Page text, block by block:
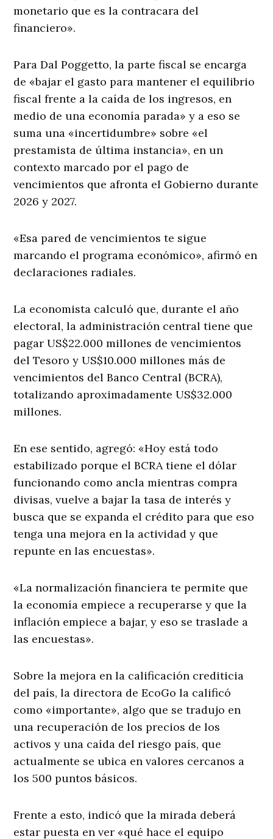
monetario que es la contracara del
financiero».
Para Dal Poggetto, la parte fiscal se encarga
de «bajar el gasto para mantener el equilibrio
fiscal frente a la caída de los ingresos, en
medio de una economía parada» y a eso se
suma una «incertidumbre» sobre «el
prestamista de última instancia», en un
contexto marcado por el pago de
vencimientos que afronta el Gobierno durante
2026 y 2027.
«Esa pared de vencimientos te sigue
marcando el programa económico», afirmó en
declaraciones radiales.
La economista calculó que, durante el año
electoral, la administración central tiene que
pagar US$22.000 millones de vencimientos
del Tesoro y US$10.000 millones más de
vencimientos del Banco Central (BCRA),
totalizando aproximadamente US$32.000
millones.
En ese sentido, agregó: «Hoy está todo
estabilizado porque el BCRA tiene el dólar
funcionando como ancla mientras compra
divisas, vuelve a bajar la tasa de interés y
busca que se expanda el crédito para que eso
tenga una mejora en la actividad y que
repunte en las encuestas».
«La normalización financiera te permite que
la economía empiece a recuperarse y que la
inflación empiece a bajar, y eso se traslade a
las encuestas».
Sobre la mejora en la calificación crediticia
del país, la directora de EcoGo la calificó
como «importante», algo que se tradujo en
una recuperación de los precios de los
activos y una caída del riesgo país, que
actualmente se ubica en valores cercanos a
los 500 puntos básicos.
Frente a esto, indicó que la mirada deberá
estar puesta en ver «qué hace el equipo